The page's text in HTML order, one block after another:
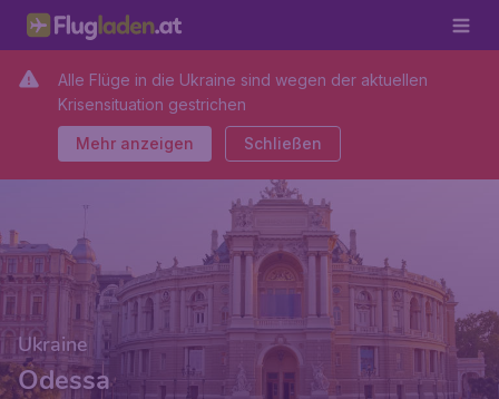
Alle Flüge in die Ukraine sind wegen der aktuellen
Krisensituation gestrichen
Mehr anzeigen Schließen
Ukraine
Odessa